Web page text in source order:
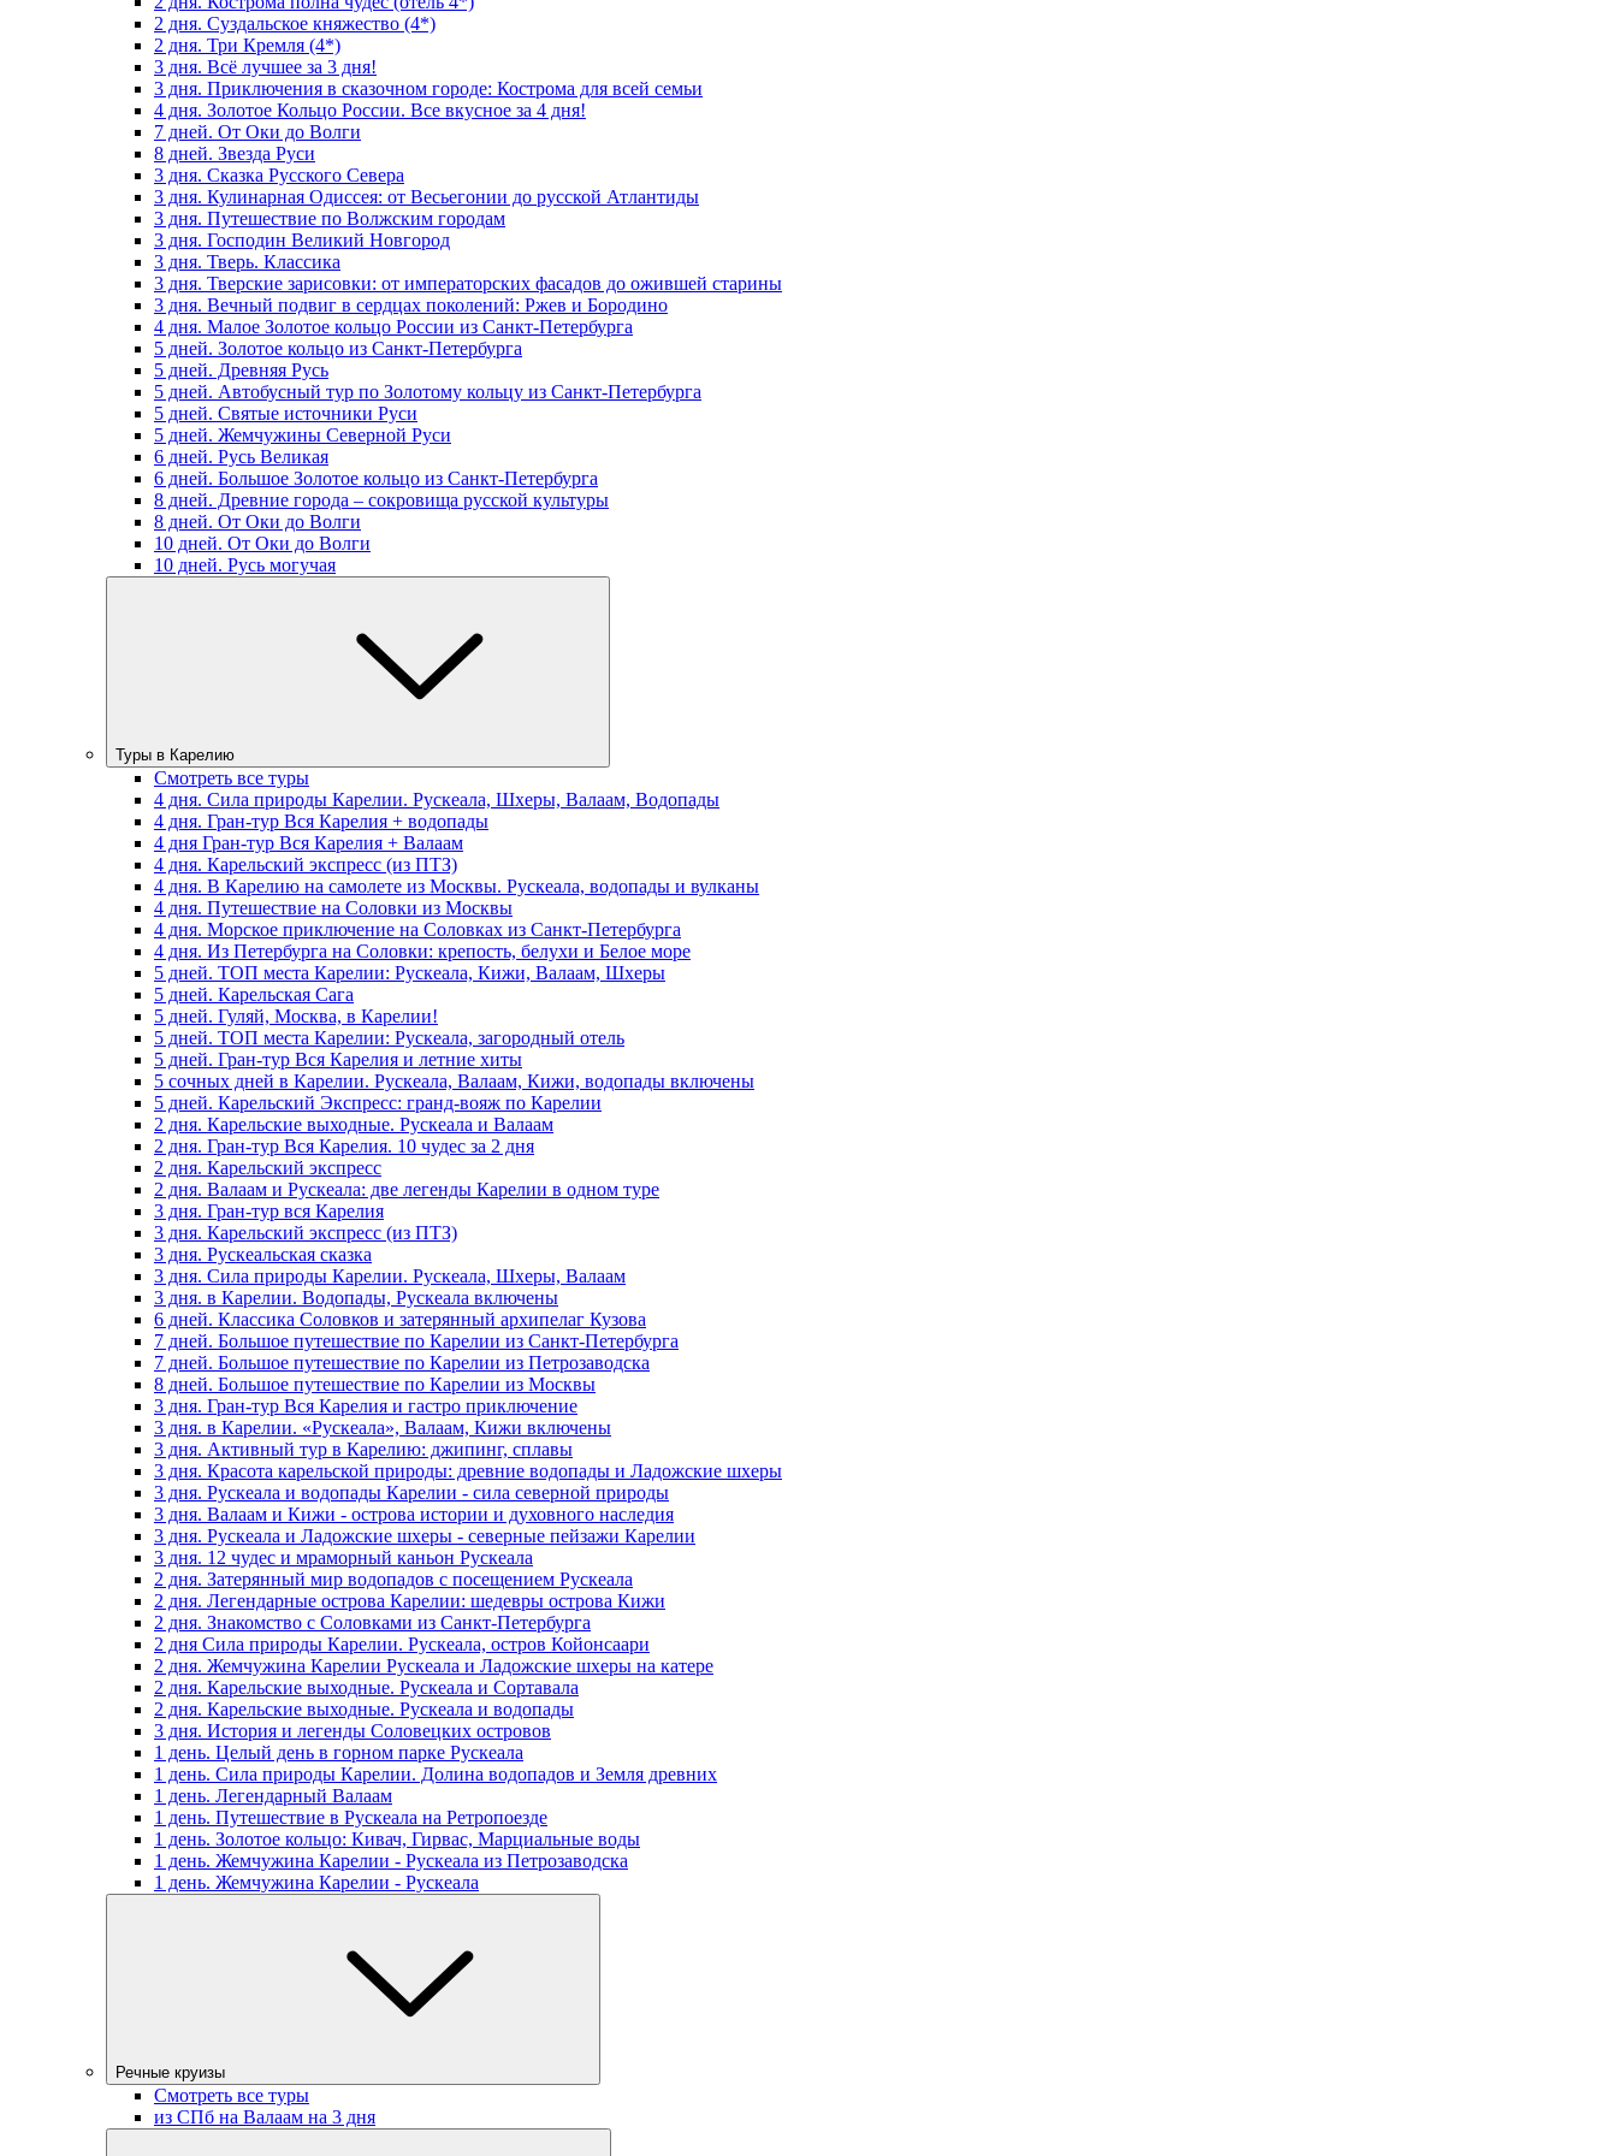
2 дня. Суздальское княжество (4*)
2 дня. Три Кремля (4*)
3 дня. Всё лучшее за 3 дня!
3 дня. Приключения в сказочном городе: Кострома для всей семьи
4 дня. Золотое Кольцо России. Все вкусное за 4 дня!
7 дней. От Оки до Волги
8 дней. Звезда Руси
3 дня. Сказка Русского Севера
3 дня. Кулинарная Одиссея: от Весьегонии до русской Атлантиды
3 дня. Путешествие по Волжским городам
3 дня. Господин Великий Новгород
3 дня. Тверь. Классика
3 дня. Тверские зарисовки: от императорских фасадов до ожившей старины
3 дня. Вечный подвиг в сердцах поколений: Ржев и Бородино
4 дня. Малое Золотое кольцо России из Санкт-Петербурга
5 дней. Золотое кольцо из Санкт-Петербурга
5 дней. Древняя Русь
5 дней. Автобусный тур по Золотому кольцу из Санкт-Петербурга
5 дней. Святые источники Руси
5 дней. Жемчужины Северной Руси
6 дней. Русь Великая
6 дней. Большое Золотое кольцо из Санкт-Петербурга
8 дней. Древние города – сокровища русской культуры
8 дней. От Оки до Волги
10 дней. От Оки до Волги
10 дней. Русь могучая
Туры в Карелию
Смотреть все туры
4 дня. Сила природы Карелии. Рускеала, Шхеры, Валаам, Водопады
4 дня. Гран-тур Вся Карелия + водопады
4 дня Гран-тур Вся Карелия + Валаам
4 дня. Карельский экспресс (из ПТЗ)
4 дня. В Карелию на самолете из Москвы. Рускеала, водопады и вулканы
4 дня. Путешествие на Соловки из Москвы
4 дня. Морское приключение на Соловках из Санкт-Петербурга
4 дня. Из Петербурга на Соловки: крепость, белухи и Белое море
5 дней. ТОП места Карелии: Рускеала, Кижи, Валаам, Шхеры
5 дней. Карельская Сага
5 дней. Гуляй, Москва, в Карелии!
5 дней. ТОП места Карелии: Рускеала, загородный отель
5 дней. Гран-тур Вся Карелия и летние хиты
5 сочных дней в Карелии. Рускеала, Валаам, Кижи, водопады включены
5 дней. Карельский Экспресс: гранд-вояж по Карелии
2 дня. Карельские выходные. Рускеала и Валаам
2 дня. Гран-тур Вся Карелия. 10 чудес за 2 дня
2 дня. Карельский экспресс
2 дня. Валаам и Рускеала: две легенды Карелии в одном туре
3 дня. Гран-тур вся Карелия
3 дня. Карельский экспресс (из ПТЗ)
3 дня. Рускеальская сказка
3 дня. Сила природы Карелии. Рускеала, Шхеры, Валаам
3 дня. в Карелии. Водопады, Рускеала включены
6 дней. Классика Соловков и затерянный архипелаг Кузова
7 дней. Большое путешествие по Карелии из Санкт-Петербурга
7 дней. Большое путешествие по Карелии из Петрозаводска
8 дней. Большое путешествие по Карелии из Москвы
3 дня. Гран-тур Вся Карелия и гастро приключение
3 дня. в Карелии. «Рускеала», Валаам, Кижи включены
3 дня. Активный тур в Карелию: джипинг, сплавы
3 дня. Красота карельской природы: древние водопады и Ладожские шхеры
3 дня. Рускеала и водопады Карелии - сила северной природы
3 дня. Валаам и Кижи - острова истории и духовного наследия
3 дня. Рускеала и Ладожские шхеры - северные пейзажи Карелии
3 дня. 12 чудес и мраморный каньон Рускеала
2 дня. Затерянный мир водопадов с посещением Рускеала
2 дня. Легендарные острова Карелии: шедевры острова Кижи
2 дня. Знакомство с Соловками из Санкт-Петербурга
2 дня Сила природы Карелии. Рускеала, остров Койонсаари
2 дня. Жемчужина Карелии Рускеала и Ладожские шхеры на катере
2 дня. Карельские выходные. Рускеала и Сортавала
2 дня. Карельские выходные. Рускеала и водопады
3 дня. История и легенды Соловецких островов
1 день. Целый день в горном парке Рускеала
1 день. Сила природы Карелии. Долина водопадов и Земля древних
1 день. Легендарный Валаам
1 день. Путешествие в Рускеала на Ретропоезде
1 день. Золотое кольцо: Кивач, Гирвас, Марциальные воды
1 день. Жемчужина Карелии - Рускеала из Петрозаводска
1 день. Жемчужина Карелии - Рускеала
Речные круизы
Смотреть все туры
из СПб на Валаам на 3 дня